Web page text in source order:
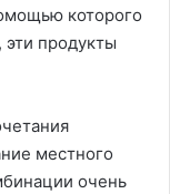
которого
продукты
местного
очень